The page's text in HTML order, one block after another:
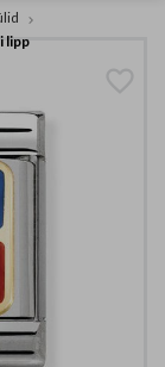
lipp